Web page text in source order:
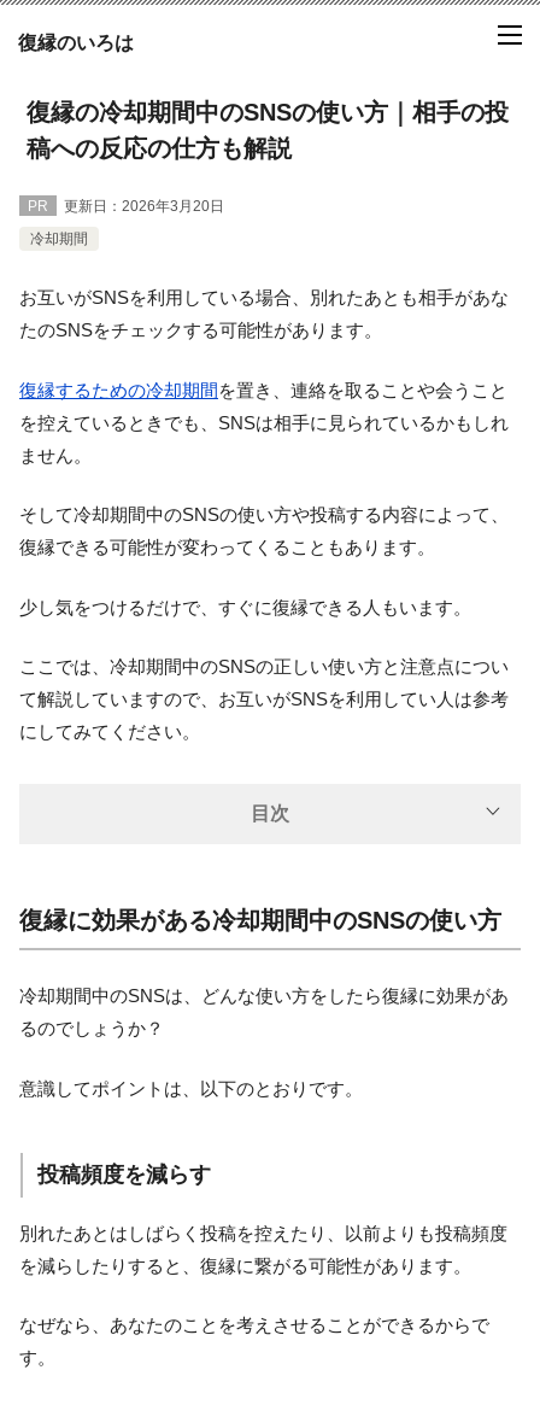
復縁のいろは
復縁の冷却期間中のSNSの使い方｜相手の投
稿への反応の仕方も解説
PR 更新日： 2026年3月20日
冷却期間
お互いがSNSを利用している場合、別れたあとも相手があな
たのSNSをチェックする可能性があります。
復縁するための冷却期間を置き、連絡を取ることや会うこと
を控えているときでも、SNSは相手に見られているかもしれ
ません。
そして冷却期間中のSNSの使い方や投稿する内容によって、
復縁できる可能性が変わってくることもあります。
少し気をつけるだけで、すぐに復縁できる人もいます。
ここでは、冷却期間中のSNSの正しい使い方と注意点につい
て解説していますので、お互いがSNSを利用してい人は参考
にしてみてください。
目次
復縁に効果がある冷却期間中のSNSの使い方
冷却期間中のSNSは、どんな使い方をしたら復縁に効果があ
るのでしょうか？
意識してポイントは、以下のとおりです。
投稿頻度を減らす
別れたあとはしばらく投稿を控えたり、以前よりも投稿頻度
を減らしたりすると、復縁に繋がる可能性があります。
なぜなら、あなたのことを考えさせることができるからで
す。